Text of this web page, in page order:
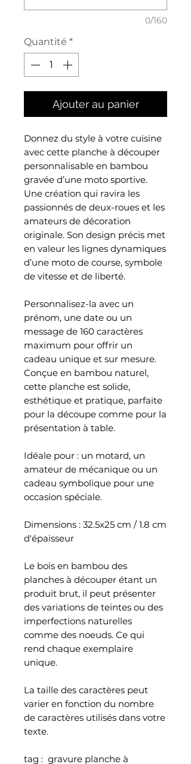
0/160
Quantité *
Ajouter au panier
Donnez du style à votre cuisine
avec cette planche à découper
personnalisable en bambou
gravée d’une moto sportive.
Une création qui ravira les
passionnés de deux-roues et les
amateurs de décoration
originale. Son design précis met
en valeur les lignes dynamiques
d’une moto de course, symbole
de vitesse et de liberté.
Personnalisez-la avec un
prénom, une date ou un
message de 160 caractères
maximum pour offrir un
cadeau unique et sur mesure.
Conçue en bambou naturel,
cette planche est solide,
esthétique et pratique, parfaite
pour la découpe comme pour la
présentation à table.
Idéale pour : un motard, un
amateur de mécanique ou un
cadeau symbolique pour une
occasion spéciale.
Dimensions : 32.5x25 cm / 1.8 cm
d'épaisseur
Le bois en bambou des
planches à découper étant un
produit brut, il peut présenter
des variations de teintes ou des
imperfections naturelles
comme des noeuds. Ce qui
rend chaque exemplaire
unique.
La taille des caractères peut
varier en fonction du nombre
de caractères utilisés dans votre
texte.
tag : gravure planche à